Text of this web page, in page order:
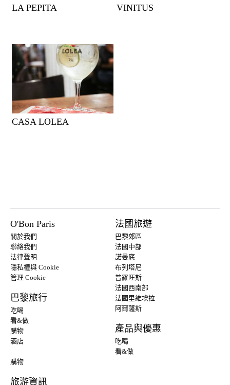
LA PEPITA VINITUS
CASA LOLEA
O'Bon Paris
關於我們
聯絡我們
法律聲明
隱私權與 Cookie
管理 Cookie
巴黎旅行
吃喝
看&做
購物
酒店
法國旅遊
巴黎郊區
法國中部
諾曼底
布列塔尼
普羅旺斯
法國西南部
法國里維埃拉
阿爾薩斯
產品與優惠
吃喝
看&做
購物
旅游資訊